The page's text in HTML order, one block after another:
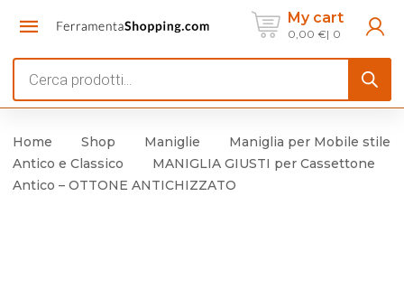
My cart
0,00 € 0
search
Home Shop Maniglie
Maniglia per Mobile stile
Antico e Classico
MANIGLIA GIUSTI per Cassettone
Antico – OTTONE ANTICHIZZATO